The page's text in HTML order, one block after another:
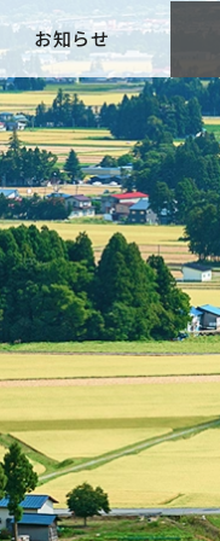
お知らせ